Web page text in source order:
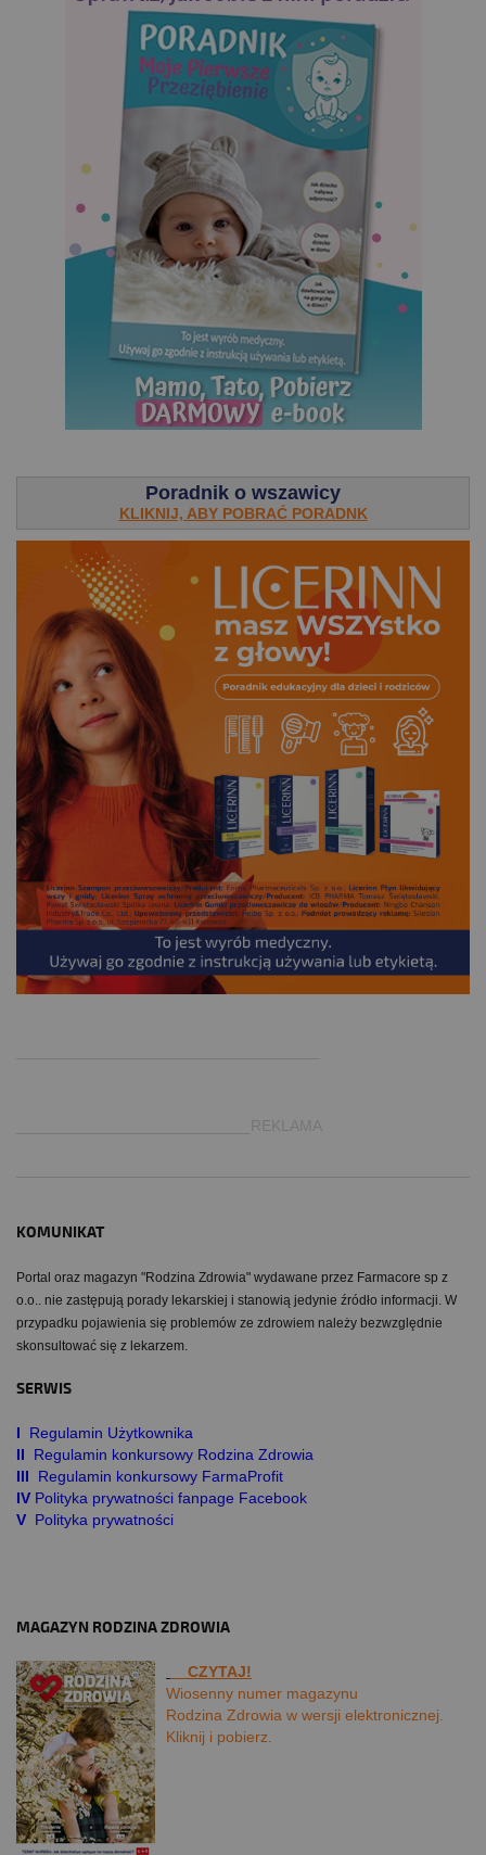
Poradnik o wszawicy
KLIKNIJ, ABY POBRAĆ PORADNK
___________________________REKLAMA
KOMUNIKAT
Portal oraz magazyn "Rodzina Zdrowia" wydawane przez Farmacore sp z
o.o.. nie zastępują porady lekarskiej i stanowią jedynie źródło informacji. W
przypadku pojawienia się problemów ze zdrowiem należy bezwzględnie
skonsultować się z lekarzem.
SERWIS
I Regulamin Użytkownika
II
Regulamin konkursowy Rodzina Zdrowia
III
Regulamin konkursowy FarmaProfit
IV Polityka prywatności fanpage Facebook
V Polityka prywatności
MAGAZYN RODZINA ZDROWIA
CZYTAJ!
Wiosenny numer magazynu
Rodzina Zdrowia w wersji elektronicznej.
Kliknij i pobierz.